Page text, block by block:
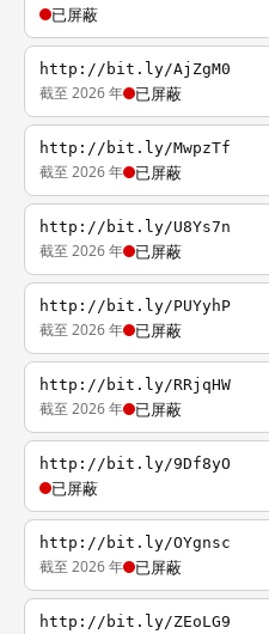
已屏蔽
http://bit.ly/AjZgM0
截至 2026 年 已屏蔽
http://bit.ly/MwpzTf
截至 2026 年 已屏蔽
http://bit.ly/U8Ys7n
截至 2026 年 已屏蔽
http://bit.ly/PUYyhP
截至 2026 年 已屏蔽
http://bit.ly/RRjqHW
截至 2026 年 已屏蔽
http://bit.ly/9Df8yO
已屏蔽
http://bit.ly/OYgnsc
截至 2026 年 已屏蔽
http://bit.ly/ZEoLG9